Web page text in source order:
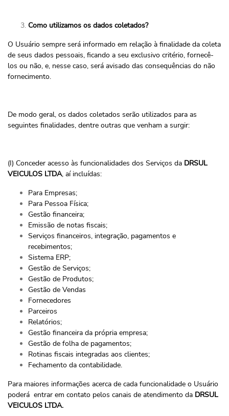
Como utilizamos os dados coletados?
O Usuário sempre será informado em relação à finalidade da coleta
de seus dados pessoais, ficando a seu exclusivo critério, fornecê-
los ou não, e, nesse caso, será avisado das consequências do não
fornecimento.
De modo geral, os dados coletados serão utilizados para as
seguintes finalidades, dentre outras que venham a surgir:
(I) Conceder acesso às funcionalidades dos Serviços da DRSUL
VEICULOS LTDA, aí incluídas:
Para Empresas;
Para Pessoa Física;
Gestão financeira;
Emissão de notas fiscais;
Serviços financeiros, integração, pagamentos e
recebimentos;
Sistema ERP;
Gestão de Serviços;
Gestão de Produtos;
Gestão de Vendas
Fornecedores
Parceiros
Relatórios;
Gestão financeira da própria empresa;
Gestão de folha de pagamentos;
Rotinas fiscais integradas aos clientes;
Fechamento da contabilidade.
Para maiores informações acerca de cada funcionalidade o Usuário
poderá entrar em contato pelos canais de atendimento da DRSUL
VEICULOS LTDA.